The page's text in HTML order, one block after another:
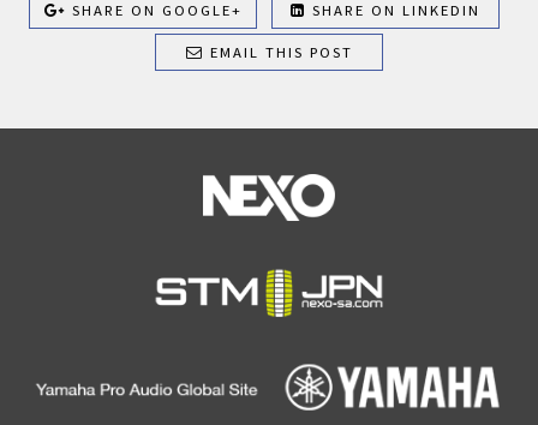
SHARE ON GOOGLE+ SHARE ON LINKEDIN
EMAIL THIS POST